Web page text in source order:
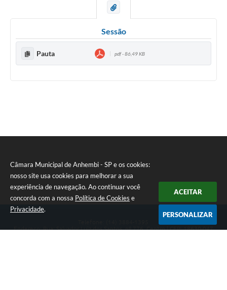
Câmara Municipal de Anhembi - SP e os cookies:
nosso site usa cookies para melhorar a sua
experiência de navegação. Ao continuar você
concorda com a nossa Política de Cookies e
Privacidade.
ACEITAR
PERSONALIZAR
Sessão
Pauta pdf - 86,49 KB
Endereço: Rua: Salvador Luiz dos Santos, nº 776, Centro | CEP: 18630-047